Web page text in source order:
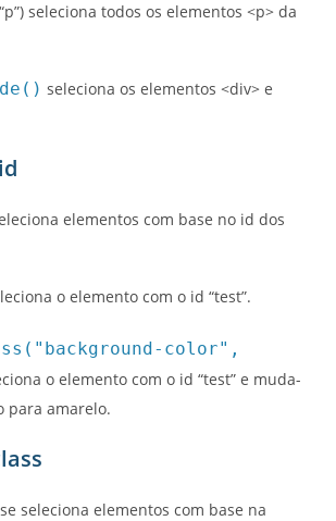
seleciona todos os elementos <p> da
seleciona os elementos <div> e
elementos com base no id dos
o elemento com o id “test”.
color",
o elemento com o id “test” e muda-
para amarelo.
seleciona elementos com base na